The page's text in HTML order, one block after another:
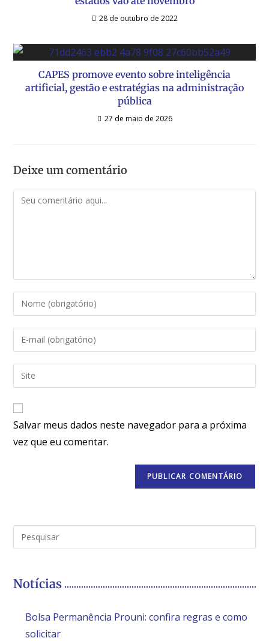
28 de outubro de 2022
CAPES promove evento sobre inteligência
artificial, gestão e estratégias na administração
pública
27 de maio de 2026
Deixe um comentário
Salvar meus dados neste navegador para a próxima
vez que eu comentar.
Notícias
Bolsa Permanência Prouni: confira regras e como
solicitar